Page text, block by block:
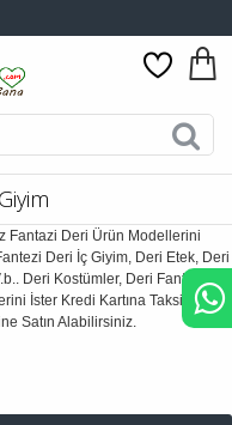
Fantazi Deri Ürün Modellerini
Deri İç Giyim, Deri Etek, Deri
Deri Kostümler, Deri Fantezi
İster Kredi Kartına Taksit İle
Satın Alabilirsiniz.